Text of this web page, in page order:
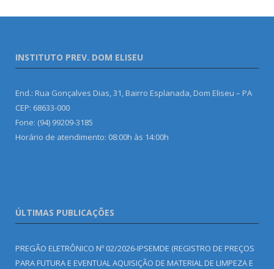
INSTITUTO PREV. DOM ELISEU
End.: Rua Gonçalves Dias, 31, Bairro Esplanada, Dom Eliseu – PA
CEP: 68633-000
Fone: (94) 99209-3185
Horário de atendimento: 08:00h às 14:00h
ÚLTIMAS PUBLICAÇÕES
PREGÃO ELETRÔNICO Nº 02/2026-IPSEMDE (REGISTRO DE PREÇOS
PARA FUTURA E EVENTUAL AQUISIÇÃO DE MATERIAL DE LIMPEZA E